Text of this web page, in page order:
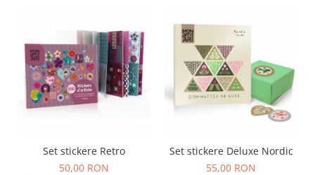
Set stickere Retro
50,00 RON
Set stickere Deluxe Nordic
55,00 RON